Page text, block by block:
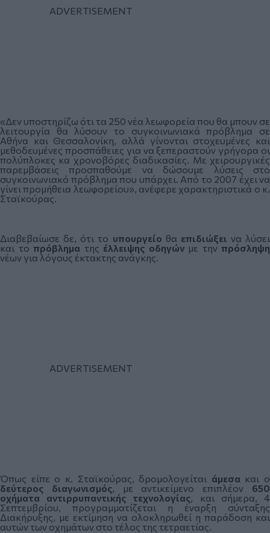
«Δεν υποστηρίζω ότι τα 250 νέα λεωφορεία που θα μπουν σε
λειτουργία θα λύσουν το συγκοινωνιακά πρόβλημα σε
Αθήνα και Θεσσαλονίκη, αλλά γίνονται στοχευμένες και
μεθοδευμένες προσπάθειες για να ξεπεραστούν γρήγορα οι
πολύπλοκες κα χρονοβόρες διαδικασίες. Με χειρουργικές
παρεμβάσεις προσπαθούμε να δώσουμε λύσεις στο
συγκοινωνιακό πρόβλημα που υπάρχει. Από το 2007 έχει να
γίνει προμήθεια λεωφορείου», ανέφερε χαρακτηριστικά ο κ.
Σταϊκούρας.
Διαβεβαίωσε δε, ότι το υπουργείο θα επιδιώξει να λύσει
και το πρόβλημα της έλλειψης οδηγώνμε την πρόσληψη
νέων για λόγους έκτακτης ανάγκης.
Όπως είπε ο κ. Σταϊκούρας, δρομολογείται άμεσα και ο
δεύτερος
διαγωνισμός, με αντικείμενο επιπλέον 650
οχήματα αντιρρυπαντικής τεχνολογίας, και σήμερα, 4
Σεπτεμβρίου, προγραμματίζεται η έναρξη σύνταξης
Διακήρυξης, με εκτίμηση να ολοκληρωθεί η παράδοση και
αυτών των οχημάτων στο τέλος της τετραετίας.